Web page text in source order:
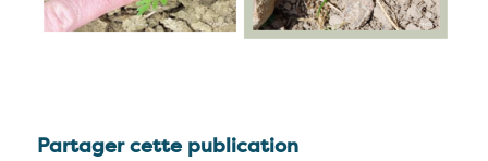
Partager cette publication